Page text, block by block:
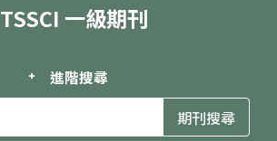
TSSCI 一級期刊
進階搜尋